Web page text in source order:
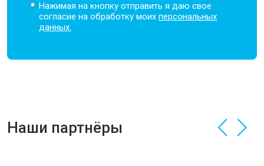
Нажимая на кнопку отправить я даю свое
согласие на обработку моихперсональных
данных.
Наши партнёры